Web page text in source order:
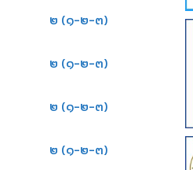
๒ (๑-๒-๓)
๒ (๑-๒-๓)
๒ (๑-๒-๓)
๒ (๑-๒-๓)